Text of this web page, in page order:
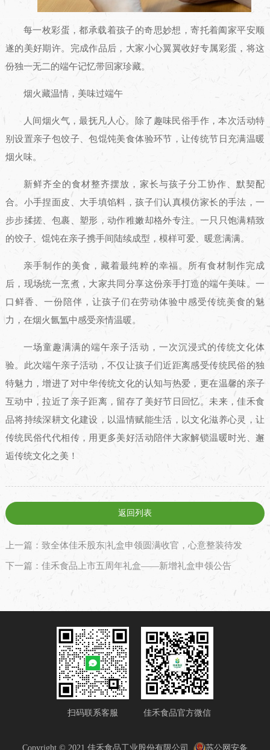
每一枚彩蛋，都承载着孩子的奇思妙想，寄托着阖家平安顺
遂的美好期许。完成作品后，大家小心翼翼收好专属彩蛋，将这
份独一无二的端午记忆带回家珍藏。
烟火藏温情，美味过端午
人间烟火气，最抚凡人心。除了趣味民俗手作，本次活动特
别设置亲子包饺子、包馄饨美食体验环节，让传统节日充满温暖
烟火味。
新鲜齐全的食材整齐摆放，家长与孩子分工协作、默契配
合。小手捏面皮、大手填馅料，孩子们认真模仿家长的手法，一
步步揉搓、包裹、塑形，动作稚嫩却格外专注。一只只饱满精致
的饺子、馄饨在亲子携手间陆续成型，模样可爱、暖意满满。
亲手制作的美食，藏着最纯粹的幸福。所有食材制作完成
后，现场统一烹煮，大家共同分享这份亲手打造的端午美味。一
口鲜香、一份陪伴，让孩子们在劳动体验中感受传统美食的魅
力，在烟火氤氲中感受亲情温暖。
一场童趣满满的端午亲子活动，一次沉浸式的传统文化体
验。此次端午亲子活动，不仅让孩子们近距离感受传统民俗的独
特魅力，增进了对中华传统文化的认知与热爱，更在温馨的亲子
互动中，拉近了亲子距离，留存了美好节日回忆。未来，佳禾食
品将持续深耕文化建设，以温情赋能生活，以文化滋养心灵，让
传统民俗代代相传，用更多美好活动陪伴大家解锁温暖时光、邂
逅传统文化之美！
返回列表
上一篇：致全体佳禾股东|礼盒申领圆满收官，心意整装待发
下一篇：佳禾食品上市五周年礼盒——新增礼盒申领公告
扫码联系客服 佳禾食品官方微信
Copyright © 2021 佳禾食品工业股份有限公司. 苏公网安备